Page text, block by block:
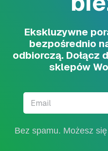
Ekskluzywne
bezpośrednio
odbiorczą. Dołącz
sklepów
Email*
Bez spamu. Możesz